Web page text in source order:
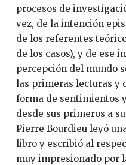
procesos de
vez, de la intención
de los referentes
de los casos), y de ese
percepción del mundo
las primeras lecturas y
forma de sentimientos
desde sus primeros a
Pierre Bourdieu leyó
libro y escribió al
muy impresionado por